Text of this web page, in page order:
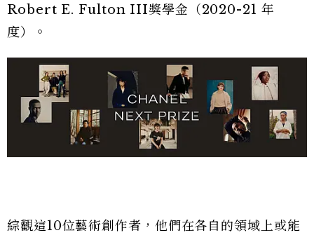
Robert E. Fulton III獎學金（2020-21 年
度）。
綜觀這10位藝術創作者，他們在各自的領域上或能